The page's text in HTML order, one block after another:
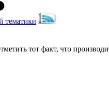
тематики
тот факт, что